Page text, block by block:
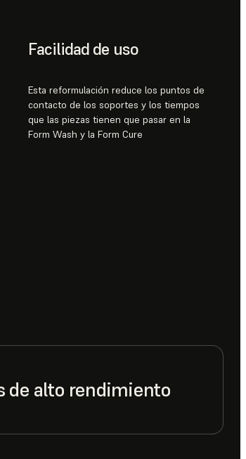
Facilidad de uso
Esta reformulación reduce los puntos de
contacto de los soportes y los tiempos
que las piezas tienen que pasar en la
Form Wash y la Form Cure
de alto rendimiento